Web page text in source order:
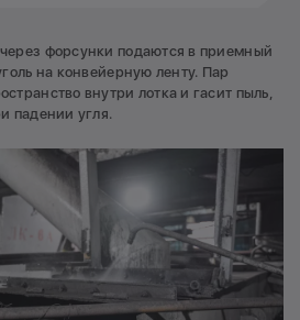
форсунки подаются в приемный
на конвейерную ленту. Пар
внутри лотка и гасит пыль,
падении угля.